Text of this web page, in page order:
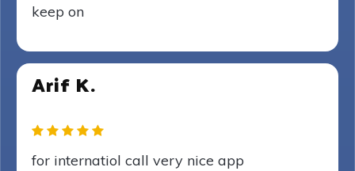
keep on
Arif K.
for internatiol call very nice app